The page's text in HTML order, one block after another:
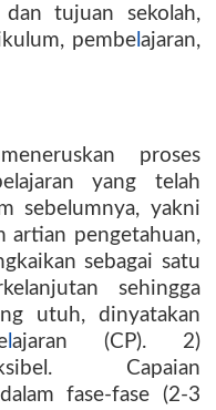
tujuan sekolah,
pembel ajaran,
proses
yang telah
sebelumnya, yakni
artian pengetahuan,
sebagai satu
sehingga
utuh, dinyatakan
lajaran (CP). 2)
Capaian
fase-fase (2-3